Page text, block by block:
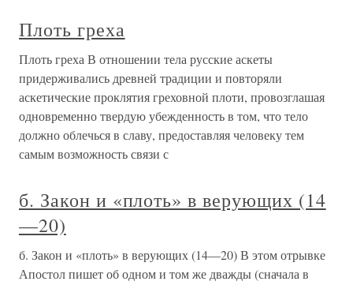
Плоть греха
Плоть греха В отношении тела русские аскеты
придерживались древней традиции и повторяли
аскетические проклятия греховной плоти, провозглашая
одновременно твердую убежденность в том, что тело
должно облечься в славу, предоставляя человеку тем
самым возможность связи с
б. Закон и «плоть» в верующих (14
—20)
б. Закон и «плоть» в верующих (14—20) В этом отрывке
Апостол пишет об одном и том же дважды (сначала в